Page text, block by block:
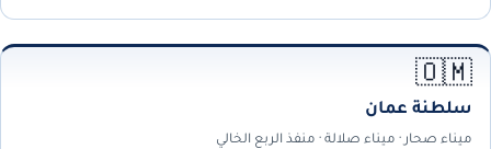
🇴🇲
سلطنة عمان
ميناء صحار · ميناء صلالة · منفذ الربع الخالي